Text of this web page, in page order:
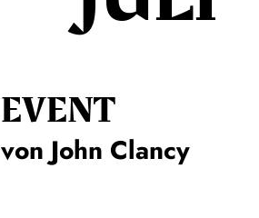
EVENT
von John Clancy